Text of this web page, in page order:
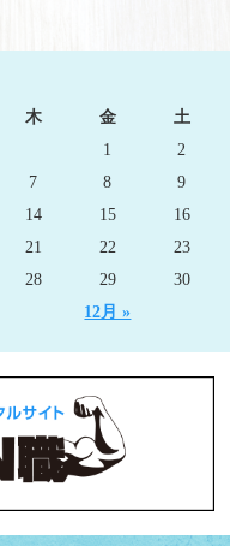
木 金 土
12月 »
1
2
7 8
9
14 15
16
21 22
23
28 29 30